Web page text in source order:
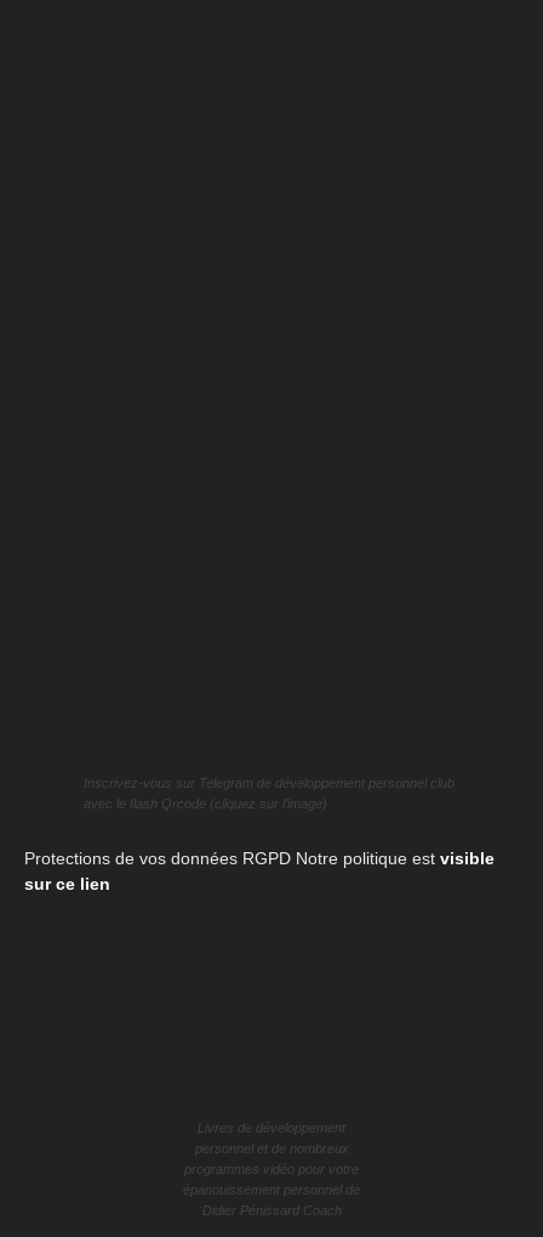
Inscrivez-vous sur Telegram de développement personnel club
avec le flash Qrcode (cliquez sur l’image)
Protections de vos données RGPD Notre politique est visible
sur ce lien
Livres de développement
personnel et de nombreux
programmes vidéo pour votre
épanouissement personnel de
Didier Pénissard Coach